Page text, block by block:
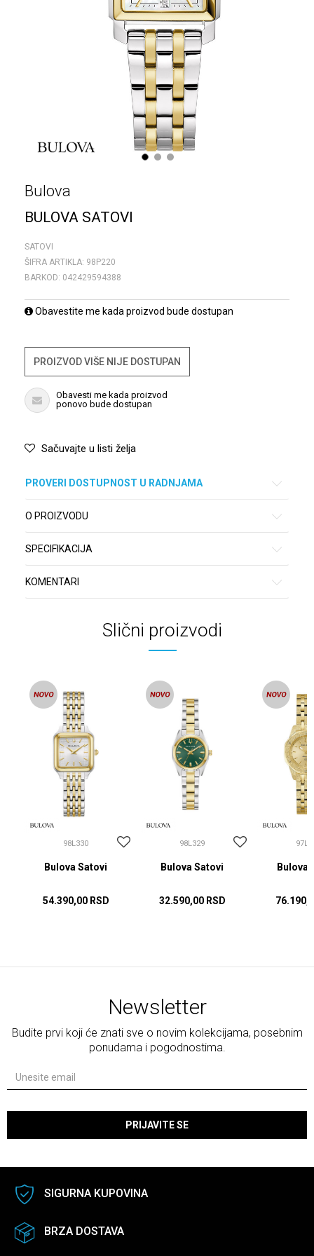
1 2 3
Bulova
BULOVA SATOVI
SATOVI
ŠIFRA ARTIKLA: 98P220
BARKOD: 042429594388
Obavestite me kada proizvod bude dostupan
PROIZVOD VIŠE NIJE DOSTUPAN
Obavesti me kada proizvod
ponovo bude dostupan
Sačuvajte u listi želja
PROVERI DOSTUPNOST U RADNJAMA
O PROIZVODU
SPECIFIKACIJA
KOMENTARI
Slični proizvodi
98L330
Bulova Satovi
54.390,00 RSD
98L329
Bulova Satovi
32.590,00 RSD
Bulova
Newsletter
Budite prvi koji će znati sve o novim kolekcijama, posebnim
ponudama i pogodnostima.
PRIJAVITE SE
SIGURNA KUPOVINA
BRZA DOSTAVA